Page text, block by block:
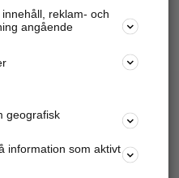
företagsinfo mm.
företaget
och annonsera mot
nära dig.
reklam- och
angående
geografisk
information som aktivt